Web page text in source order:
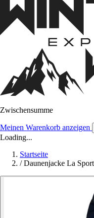
Zwischensumme
Meinen Warenkorb anzeigen
Loading...
Startseite
/ Daunenjacke La